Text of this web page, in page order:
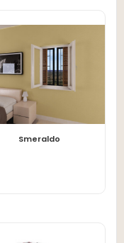
LEGGI TUTTO
Smeraldo